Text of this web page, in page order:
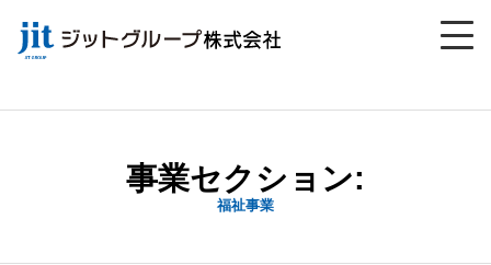
事業セクション:
福祉事業